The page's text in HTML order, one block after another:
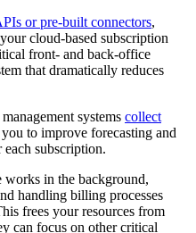
or pre-built connectors,
cloud-based subscription
front- and back-office
that dramatically reduces
systems collect
you to improve forecasting and
each subscription.
works in the background,
handling billing processes
frees your resources from
can focus on other critical